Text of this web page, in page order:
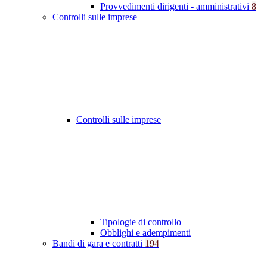
Provvedimenti dirigenti - amministrativi 8
Controlli sulle imprese
Controlli sulle imprese
Tipologie di controllo
Obblighi e adempimenti
Bandi di gara e contratti 194